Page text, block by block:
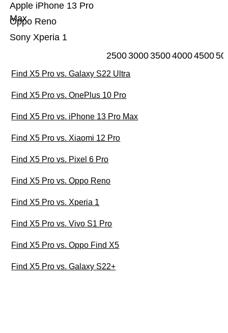
Sony Xperia 1
Oppo Reno
Apple iPhone 13 Pro
Max
25003000350040004500
Find X5 Pro vs. Galaxy S22 Ultra
Find X5 Pro vs. OnePlus 10 Pro
Find X5 Pro vs. iPhone 13 Pro Max
Find X5 Pro vs. Xiaomi 12 Pro
Find X5 Pro vs. Pixel 6 Pro
Find X5 Pro vs. Oppo Reno
Find X5 Pro vs. Xperia 1
Find X5 Pro vs. Vivo S1 Pro
Find X5 Pro vs. Oppo Find X5
Find X5 Pro vs. Galaxy S22+